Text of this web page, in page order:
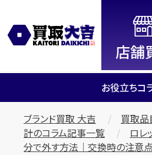
全国2200店舗以上展開中！
信頼
吉」
お役立ちコ
ブランド買取 大吉 買取品
計のコラム記事一覧
ロレ
分で外す方法｜交換時の注意